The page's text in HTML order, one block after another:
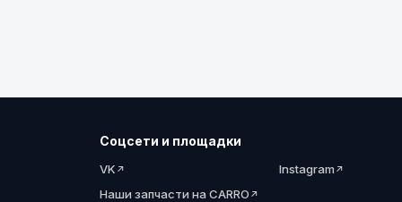
Соцсети и площадки
VK
Instagram
Наши запчасти на CARRO